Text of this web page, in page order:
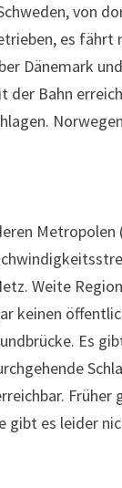
von
es fährt
Dänemark
der Bahn
Metropolen
Weite
keinen
Es
Früher
gibt es leider